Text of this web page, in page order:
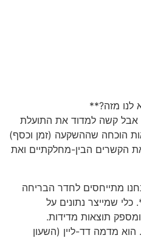
לנו מזה?**
אבל קשה למדוד את התועלת
הוכחה שההשקעה (זמן וכסף)
הקשרים הבין-מחלקתיים ואת
מתייחסים לחדר הבריחה
שמייצר נתונים על
תוצאות מדידות.
מדמה דד-ליין (השעון